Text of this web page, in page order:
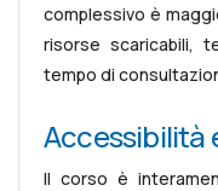
complessivo è
risorse scaricabili,
tempo di
Accessibilità
Il corso è